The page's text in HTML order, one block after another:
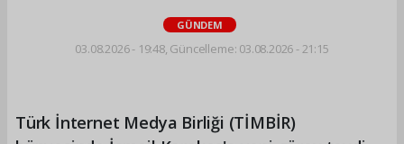
GÜNDEM
03.08.2026 - 19:48, Güncelleme: 03.08.2026 - 21:15
Türk İnternet Medya Birliği (TİMBİR)